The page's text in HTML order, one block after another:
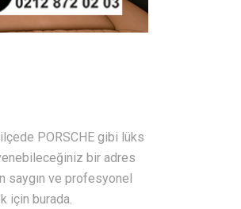
PORSCHE gibi lüks
bir adres
saygın ve profesyonel
için burada.